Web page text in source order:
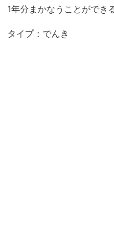
1年分まかなうことができ
タイプ：でんき